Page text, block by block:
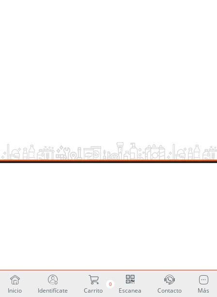
Inicio Identifícate
0
Carrito Escanea Contacto Más